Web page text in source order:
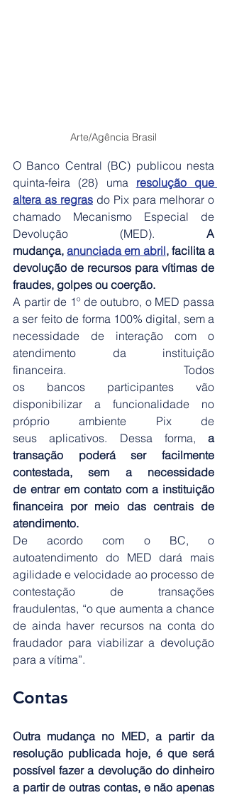
Arte/Agência Brasil
O Banco Central (BC) publicou nesta
quinta-feira (28) uma resolução que
altera as regras do Pix para melhorar o
chamado Mecanismo Especial de
Devolução (MED). A
mudança, anunciada em abril, facilita a
devolução de recursos para vítimas de
fraudes, golpes ou coerção.
A partir de 1º de outubro, o MED passa
a ser feito de forma 100% digital, sem a
necessidade de interação com o
atendimento da instituição
financeira. Todos
os bancos participantes vão
disponibilizar a funcionalidade no
próprio ambiente Pix de
seus aplicativos. Dessa forma, a
transação poderá ser facilmente
contestada, sem a necessidade
de entrar em contato com a instituição
financeira por meio das centrais de
atendimento.
De acordo com o BC, o
autoatendimento do MED dará mais
agilidade e velocidade ao processo de
contestação de transações
fraudulentas, “o que aumenta a chance
de ainda haver recursos na conta do
fraudador para viabilizar a devolução
para a vítima”.
Contas
Outra mudança no MED, a partir da
resolução publicada hoje, é que será
possível fazer a devolução do dinheiro
a partir de outras contas, e não apenas